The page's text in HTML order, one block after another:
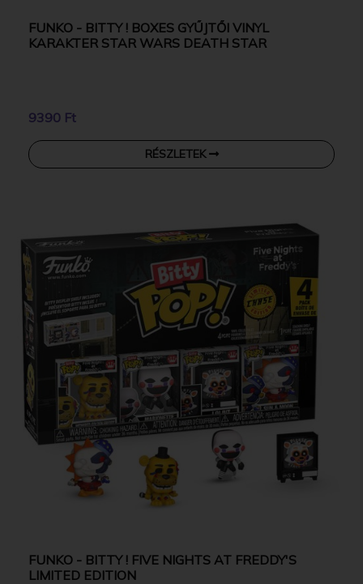
FUNKO - BITTY ! BOXES GYŰJTŐI VINYL
KARAKTER STAR WARS DEATH STAR
9390 Ft
RÉSZLETEK
FUNKO - BITTY ! FIVE NIGHTS AT FREDDY'S
LIMITED EDITION